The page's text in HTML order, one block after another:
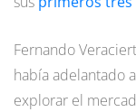
Fernando
había adelantado
explorar el